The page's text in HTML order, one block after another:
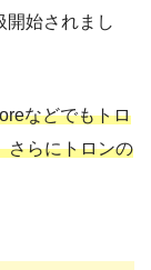
開始されまし
などでもトロ
さらにトロンの